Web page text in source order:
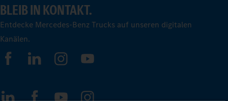
BLEIB IN KONTAKT.
Entdecke Mercedes-Benz Trucks auf unseren digitalen
Kanälen.